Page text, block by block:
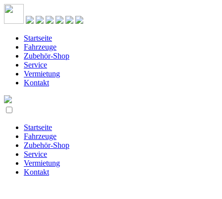
Startseite
Fahrzeuge
Zubehör-Shop
Service
Vermietung
Kontakt
Startseite
Fahrzeuge
Zubehör-Shop
Service
Vermietung
Kontakt